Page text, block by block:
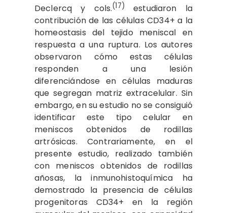
Declercq y cols.(17)
estudiaron la
contribución de las células CD34+ a la
homeostasis del tejido meniscal en
respuesta a una ruptura. Los autores
observaron cómo estas células
responden a una lesión
diferenciándose en células maduras
que segregan matriz extracelular. Sin
embargo, en su estudio no se consiguió
identificar este tipo celular en
meniscos obtenidos de rodillas
artrósicas. Contrariamente, en el
presente estudio, realizado también
con meniscos obtenidos de rodillas
añosas, la inmunohistoquímica ha
demostrado la presencia de células
progenitoras CD34+ en la región